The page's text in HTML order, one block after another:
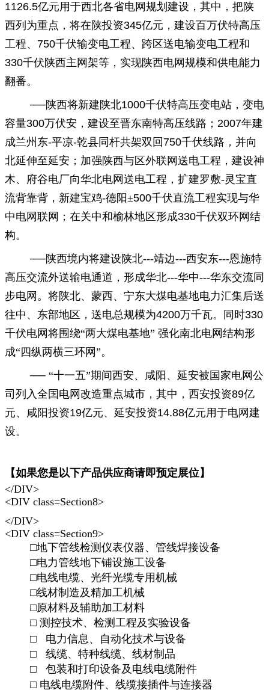
1126.5亿元用于西北各省电网规划建设，其中，把陕
西列为重点，将在陕投资345亿元，建设百万伏特高压
工程、 750千伏输变电工程、跨区送电输变电工程和
330千伏陕西主网架等，实现陕西电网规模和供电能力
翻番。
──陕西将新建陕北1000千伏特高压变电站，变电
容量300万伏安，建设至晋东南特高压线路； 2007年建
成兰州东-平凉-乾县同杆共架双回 750千伏线路，并向
北延伸至延安；加强陕西与区外联网送电工程，建设神
木、府谷电厂向华北电网送电工程，扩建罗敷-灵宝直
流背靠背，新建宝鸡-德阳±500千伏直流工程实现与华
中电网联网；在关中和榆林地区形成330千伏双环网结
构。
──陕西境内将建设陕北---靖边---西安东---恩施特
高压交流外送输电通道，形成华北---华中---华东交流同
步电网。将陕北、蒙西、宁东大煤电基地电力汇集后送
往中、东部地区，送电总规模为4200万千瓦。同时330
千伏电网将围绕“两大煤电基地” 强化南北电网结构形
成“四纵两横三环网”。
── “十一五”期间西安、咸阳、延安被国家电网公
司列入全国电网改造重点城市，其中，西安投资89亿
元、咸阳投资19亿元、延安投资14.88亿元用于电网建
设。
【如果您是以下产品供应商请即预定展位】
</DIV>
<DIV class=Section8>
</DIV>
<DIV class=Section9>
□地下管线检测仪表仪器、管线焊接设备
□电力管线地下铺设施工设备
□电线电缆、光纤光缆专用机械
□线材制造及精加工机械
□原材料及辅助加工材料
□ 测控技术、检测工程及实验设备
□
电力信息、自动化技术与设备
□
线缆、特种线缆、线材制品
□
包装和打印设备及电线电缆附件
□ 电线电缆附件、线缆接插件与连接器